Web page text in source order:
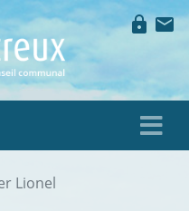
lockmail
Lionel